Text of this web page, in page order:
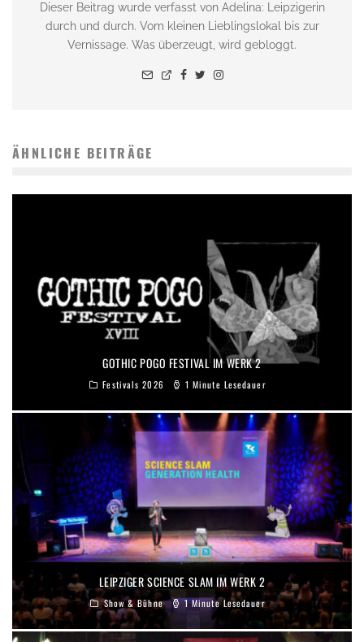
Dieser Beitrag wurde verfasst von Adelina: Leipzigerin
durch und durch. Vom kleinen Lieblingslokal bis zur
Vernissage. Was überzeugt, wird gebloggt.
ÄHNLICHE BEITRÄGE
GOTHIC POGO FESTIVAL IM WERK 2
Festivals 2026 1 Minute Lesedauer
LEIPZIGER SCIENCE SLAM IM WERK 2
Show & Bühne 1 Minute Lesedauer